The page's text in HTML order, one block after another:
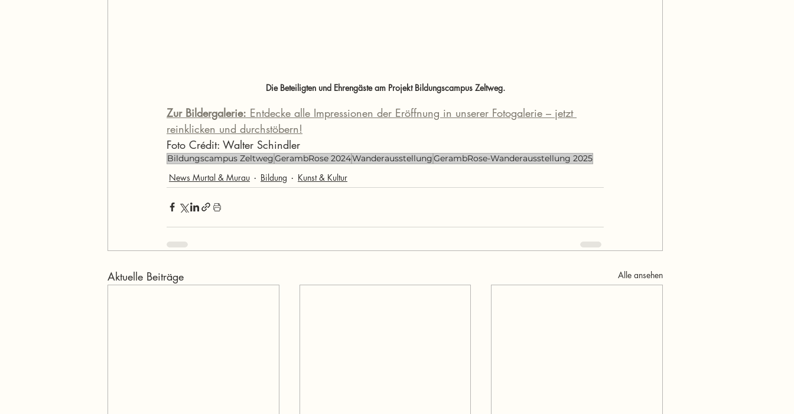
Die Beteiligten und Ehrengäste am Projekt Bildungscampus Zeltweg.
Zur Bildergalerie: Entdecke alle Impressionen der Eröffnung in unserer Fotogalerie – jetzt
reinklicken und durchstöbern!
Foto Crédit: Walter Schindler
Bildungscampus ZeltwegGerambRose 2024WanderausstellungGerambRose-Wanderausstellung 2025
News Murtal & Murau Bildung Kunst & Kultur
Aktuelle Beiträge Alle ansehen